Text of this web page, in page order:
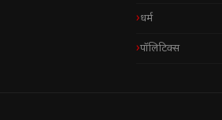
धर्म
पॉलिटिक्स